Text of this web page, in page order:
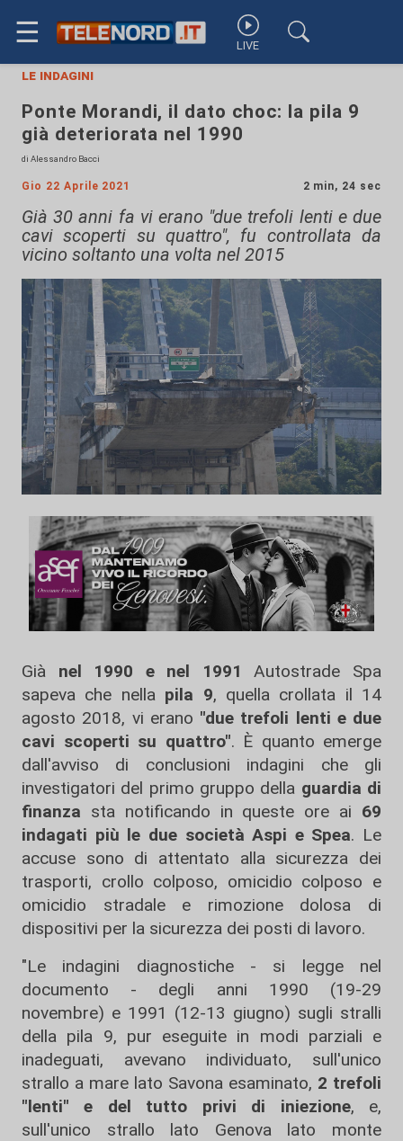
☰ LIVE
le indagini
Ponte Morandi, il dato choc: la pila 9
già deteriorata nel 1990
di Alessandro Bacci
Gio 22 Aprile 2021 2 min, 24 sec
Già 30 anni fa vi erano "due trefoli lenti e due
cavi scoperti su quattro", fu controllata da
vicino soltanto una volta nel 2015
Già nel 1990 e nel 1991
Autostrade Spa
sapeva che nella pila 9, quella crollata il 14
agosto 2018, vi erano "due trefoli lenti e due
cavi scoperti su quattro". È quanto emerge
dall'avviso di conclusioni indagini che gli
investigatori del primo gruppo della guardia di
finanza sta notificando in queste ore ai 69
indagati più le due società Aspi e Spea. Le
accuse sono di attentato alla sicurezza dei
trasporti, crollo colposo, omicidio colposo e
omicidio stradale e rimozione dolosa di
dispositivi per la sicurezza dei posti di lavoro.
"Le indagini diagnostiche - si legge nel
documento - degli anni 1990 (19-29
novembre) e 1991 (12-13 giugno) sugli stralli
della pila 9, pur eseguite in modi parziali e
inadeguati, avevano individuato, sull'unico
strallo a mare lato Savona esaminato, 2 trefoli
"lenti" e del tutto privi di iniezione, e,
sull'unico strallo lato Genova lato monte